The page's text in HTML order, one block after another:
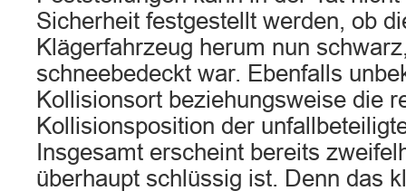
Sicherheit festgestellt werden, ob
Klägerfahrzeug herum nun
schneebedeckt war. Ebenfalls
Kollisionsort beziehungsweise die
Kollisionsposition der
Insgesamt erscheint bereits
überhaupt schlüssig ist. Denn das